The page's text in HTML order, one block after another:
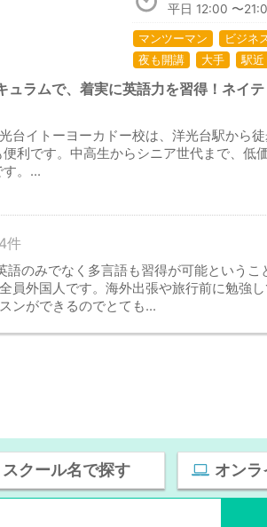
平日 12:00 〜
マンツーマン ビジネ
夜も開講
大手 駅近
ュラムで、着実に英語力を習得！ネイ
台イトーヨーカドー校は、洋光台駅から
便利です。中高生からシニア世代まで、低
。...
件
語のみでなく多言語も習得が可能という
員外国人です。海外出張や旅行前に勉強
ンができるのでとても...
スクール名で探す オン